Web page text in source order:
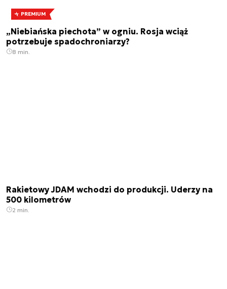
PREMIUM
„Niebiańska piechota” w ogniu. Rosja wciąż
potrzebuje spadochroniarzy?
8 min.
Rakietowy JDAM wchodzi do produkcji. Uderzy na
500 kilometrów
2 min.